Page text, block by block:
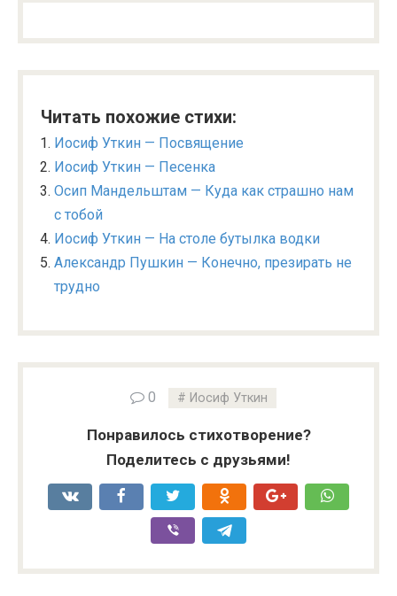
Читать похожие стихи:
Иосиф Уткин — Посвящение
Иосиф Уткин — Песенка
Осип Мандельштам — Куда как страшно нам
с тобой
Иосиф Уткин — На столе бутылка водки
Александр Пушкин — Конечно, презирать не
трудно
0 Иосиф Уткин
Понравилось стихотворение?
Поделитесь с друзьями!